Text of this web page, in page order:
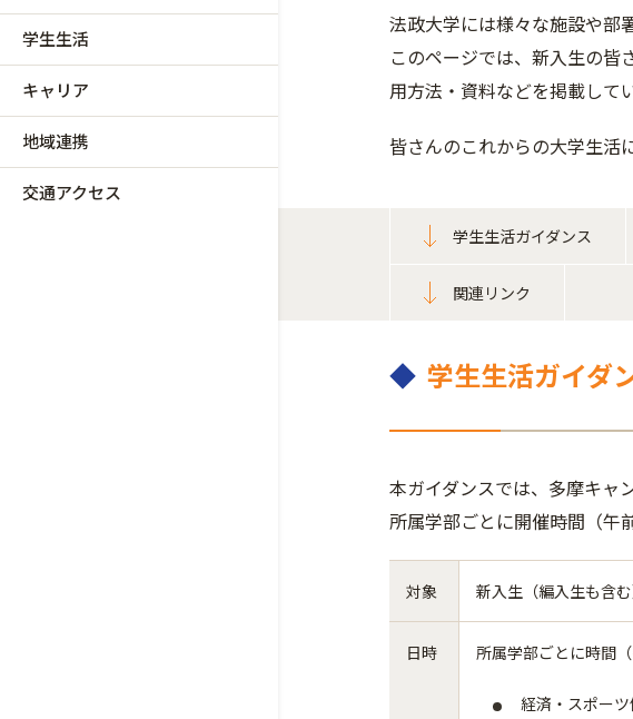
学生生活
キャリア
地域連携
交通アクセス
法政大学には様々な施設や部
このページでは、新入生の皆
用方法・資料などを掲載して
皆さんのこれからの大学生活
学生生活ガイダンス
関連リンク
◆ 学生生活ガイダ
本ガイダンスでは、多摩キャ
所属学部ごとに開催時間（午
対象 新入生（編入生も含む
日時 所属学部ごとに時間
経済・スポー